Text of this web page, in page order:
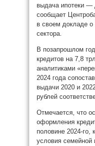
выдача ипотеки —
сообщает
в своем докладе о
сектора.
В позапрошлом
кредитов на 7,8
аналитиками
2024 года
выдачи 2020 и
рублей
Отмечается, что
оформления
половине 2024-го,
условия семейной